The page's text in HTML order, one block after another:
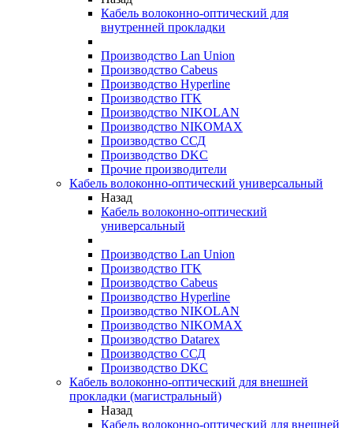
Кабель волоконно-оптический для
внутренней прокладки
Производство Lan Union
Производство Cabeus
Производство Hyperline
Производство ITK
Производство NIKOLAN
Производство NIKOMAX
Производство ССД
Производство DKC
Прочие производители
Кабель волоконно-оптический универсальный
Назад
Кабель волоконно-оптический
универсальный
Производство Lan Union
Производство ITK
Производство Cabeus
Производство Hyperline
Производство NIKOLAN
Производство NIKOMAX
Производство Datarex
Производство ССД
Производство DKC
Кабель волоконно-оптический для внешней
прокладки (магистральный)
Назад
Кабель волоконно-оптический для внешней